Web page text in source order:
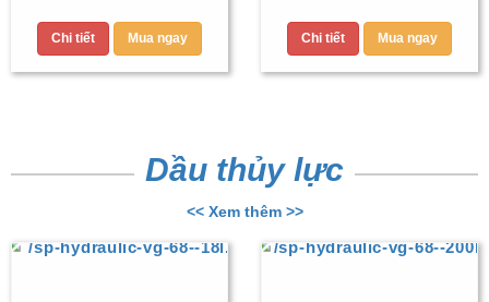
Chi tiết Mua ngay Chi tiết Mua ngay
Dầu thủy lực
<< Xem thêm >>